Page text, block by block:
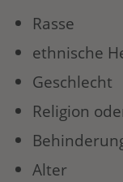
Rasse
ethnische
Geschlecht
Religion
Alter